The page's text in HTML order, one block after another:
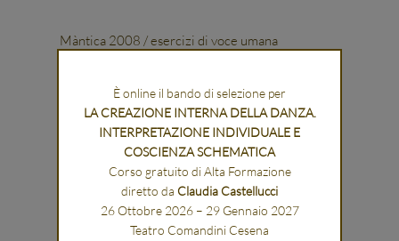
Màntica 2008 / esercizi di voce umana
È online il bando di selezione per
LA CREAZIONE INTERNA DELLA DANZA.
INTERPRETAZIONE INDIVIDUALE E
COSCIENZA SCHEMATICA
Corso gratuito di Alta Formazione
diretto da Claudia Castellucci
26 Ottobre 2026 – 29 Gennaio 2027
Teatro Comandini Cesena